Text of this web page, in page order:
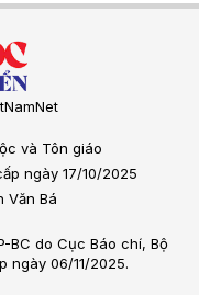
và Tôn giáo
ngày 17/10/2025
Văn Bá
BC do Cục Báo chí, Bộ
ngày 06/11/2025.